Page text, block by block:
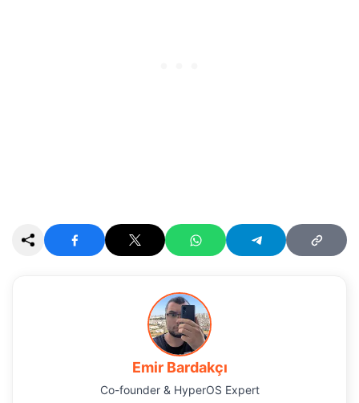
Emir Bardakçı
Co-founder & HyperOS Expert